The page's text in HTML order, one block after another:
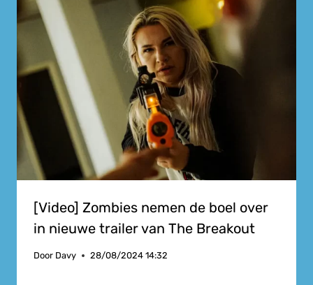
[Video] Zombies nemen de boel over
in nieuwe trailer van The Breakout
Door Davy 28/08/2024 14:32